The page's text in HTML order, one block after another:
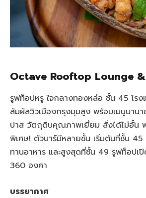
Octave Rooftop Lounge
รูฟท็อปหรู ใจกลางทองหล่อ ชั้น 45 โร
สัมผัสวิวเมืองกรุงมุมสูง พร้อมเมนูนาน
ปาส วัตถุดิบคุณภาพเยี่ยม สั่งได้ไม่อั้น
พิเศษ! ตัวบาร์มีหลายชั้น เริ่มต้นที่ชั้น 45
ทานอาหาร และสูงสุดที่ชั้น 49 รูฟท็อปเ
360 องศา
บรรยากาศ